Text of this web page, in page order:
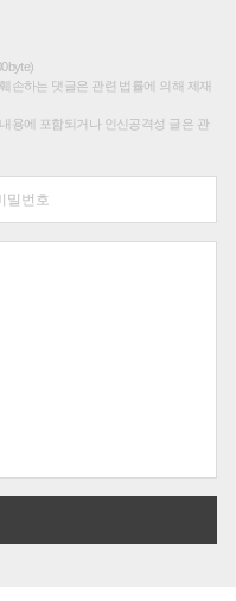
손하는 댓글은 관련 법률에 의해 제재
용에 포함되거나 인신공격성 글은 관